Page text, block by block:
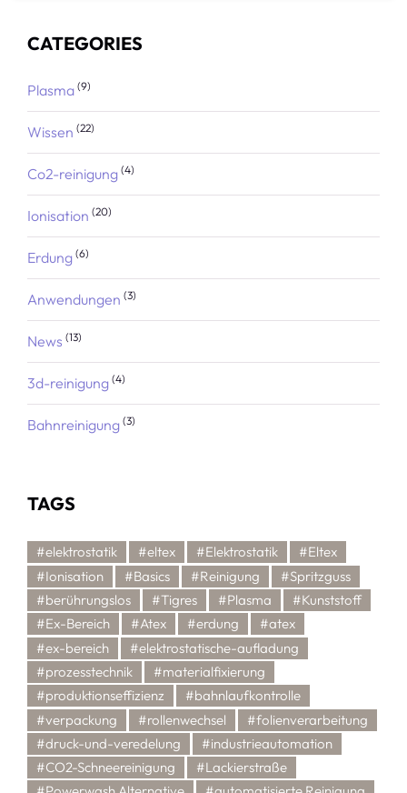
CATEGORIES
Plasma (9)
Wissen (22)
Co2-reinigung (4)
Ionisation (20)
Erdung (6)
Anwendungen (3)
News (13)
3d-reinigung (4)
Bahnreinigung (3)
TAGS
#elektrostatik #eltex #Elektrostatik
#Eltex
#Ionisation
#Basics #Reinigung
#Spritzguss
#berührungslos
#Tigres #Plasma
#Kunststoff
#Ex-Bereich
#Atex #erdung
#atex
#ex-bereich
#elektrostatische-aufladung
#prozesstechnik
#materialfixierung
#produktionseffizienz
#bahnlaufkontrolle
#verpackung
#rollenwechsel
#folienverarbeitung
#druck-und-veredelung
#industrieautomation
#CO2-Schneereinigung
#Lackierstraße